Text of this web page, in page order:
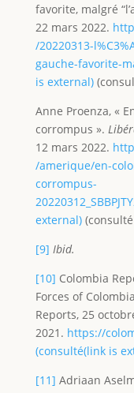
favorite, malgré
22 mars 2022.
/20220313-
gauche-favorite-
is external)
Anne Proenza, «
corrompus ».
12 mars 2022.
/amerique/en-
corrompus-
external)(consulté
[9] Ibid.
[10] Colombia
Forces of
Reports, 25
2021. https://
(consulté(link is
[11] Adriaan